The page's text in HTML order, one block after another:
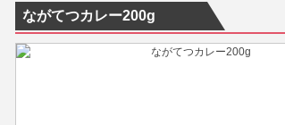
ながてつカレー200g